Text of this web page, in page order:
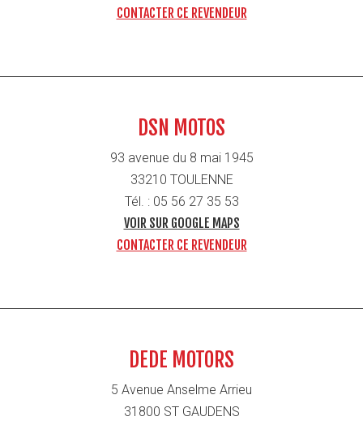
CONTACTER CE REVENDEUR
DSN MOTOS
93 avenue du 8 mai 1945
33210 TOULENNE
Tél. : 05 56 27 35 53
VOIR SUR GOOGLE MAPS
CONTACTER CE REVENDEUR
DEDE MOTORS
5 Avenue Anselme Arrieu
31800 ST GAUDENS